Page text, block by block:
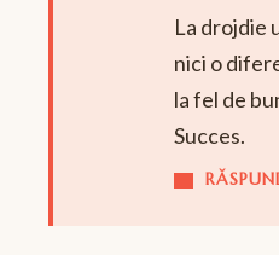
La drojdie
nici o
la fel de
Succes.